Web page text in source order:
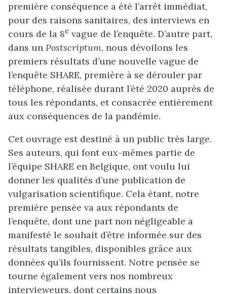
première conséquence a été l’arrêt immédiat,
pour des raisons sanitaires, des interviews en
cours de la 8e vague de l’enquête. D’autre part,
dans un Postscriptum, nous dévoilons les
premiers résultats d’une nouvelle vague de
l’enquête SHARE, première à se dérouler par
téléphone, réalisée durant l’été 2020 auprès de
tous les répondants, et consacrée entièrement
aux conséquences de la pandémie.
Cet ouvrage est destiné à un public très large.
Ses auteurs, qui font eux-mêmes partie de
l’équipe SHARE en Belgique, ont voulu lui
donner les qualités d’une publication de
vulgarisation scientifique. Cela étant, notre
première pensée va aux répondants de
l’enquête, dont une part non négligeable a
manifesté le souhait d’être informée sur des
résultats tangibles, disponibles grâce aux
données qu’ils fournissent. Notre pensée se
tourne également vers nos nombreux
intervieweurs, dont certains nous